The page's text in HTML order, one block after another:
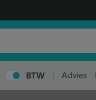
BTW Advies